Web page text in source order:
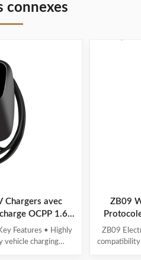
connexes
Chargers avec
OCPP 1.6
Features • Highly
vehicle charging
ZB09
ZB09